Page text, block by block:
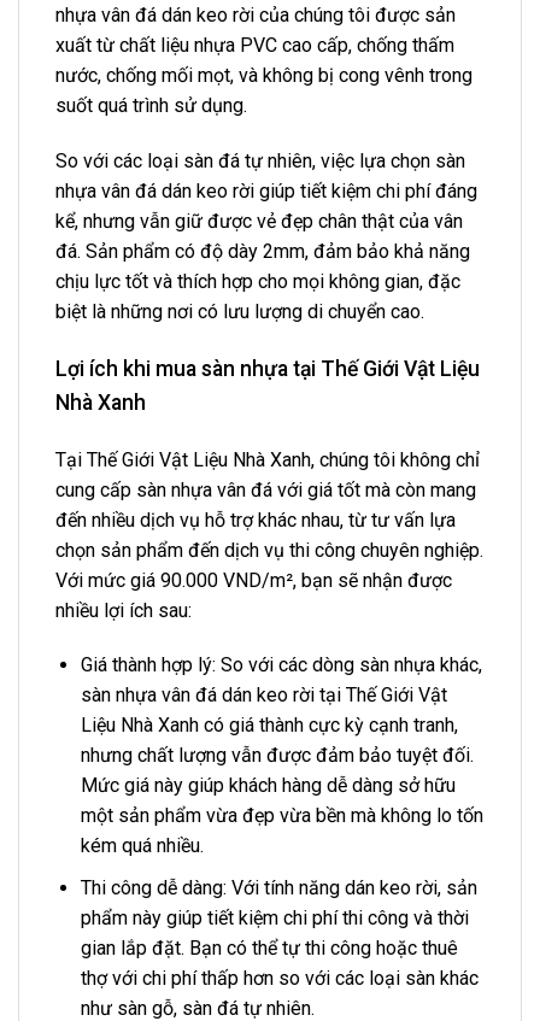
nhựa vân đá dán keo rời của chúng tôi được sản
xuất từ chất liệu nhựa PVC cao cấp, chống thấm
nước, chống mối mọt, và không bị cong vênh trong
suốt quá trình sử dụng.
So với các loại sàn đá tự nhiên, việc lựa chọn sàn
nhựa vân đá dán keo rời giúp tiết kiệm chi phí đáng
kể, nhưng vẫn giữ được vẻ đẹp chân thật của vân
đá. Sản phẩm có độ dày 2mm, đảm bảo khả năng
chịu lực tốt và thích hợp cho mọi không gian, đặc
biệt là những nơi có lưu lượng di chuyển cao.
Lợi ích khi mua sàn nhựa tại Thế Giới Vật Liệu
Nhà Xanh
Tại Thế Giới Vật Liệu Nhà Xanh, chúng tôi không chỉ
cung cấp sàn nhựa vân đá với giá tốt mà còn mang
đến nhiều dịch vụ hỗ trợ khác nhau, từ tư vấn lựa
chọn sản phẩm đến dịch vụ thi công chuyên nghiệp.
Với mức giá 90.000 VND/m², bạn sẽ nhận được
nhiều lợi ích sau:
Giá thành hợp lý: So với các dòng sàn nhựa khác,
sàn nhựa vân đá dán keo rời tại Thế Giới Vật
Liệu Nhà Xanh có giá thành cực kỳ cạnh tranh,
nhưng chất lượng vẫn được đảm bảo tuyệt đối.
Mức giá này giúp khách hàng dễ dàng sở hữu
một sản phẩm vừa đẹp vừa bền mà không lo tốn
kém quá nhiều.
Thi công dễ dàng: Với tính năng dán keo rời, sản
phẩm này giúp tiết kiệm chi phí thi công và thời
gian lắp đặt. Bạn có thể tự thi công hoặc thuê
thợ với chi phí thấp hơn so với các loại sàn khác
như sàn gỗ, sàn đá tự nhiên.